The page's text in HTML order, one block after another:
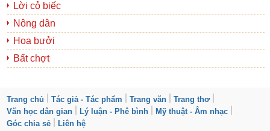
Lời cỏ biếc
Nông dân
Hoa bưởi
Bất chợt
Trang chủ Tác giả - Tác phẩm Trang văn
Trang thơ
Văn học dân gian
Lý luận - Phê bình
Mỹ thuật - Âm nhạc
Góc chia sẻ
Liên hệ